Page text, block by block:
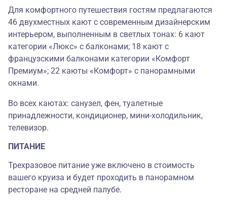
Для комфортного путешествия гостям предлагаются
46 двухместных кают с современным дизайнерским
интерьером, выполненным в светлых тонах: 6 кают
категории «Люкс» с балконами; 18 кают с
французскими балконами категории «Комфорт
Премиум»; 22 каюты «Комфорт» с панорамными
окнами.
Во всех каютах: санузел, фен, туалетные
принадлежности, кондиционер, мини-холодильник,
телевизор.
ПИТАНИЕ
Трехразовое питание уже включено в стоимость
вашего круиза и будет проходить в панорамном
ресторане на средней палубе.